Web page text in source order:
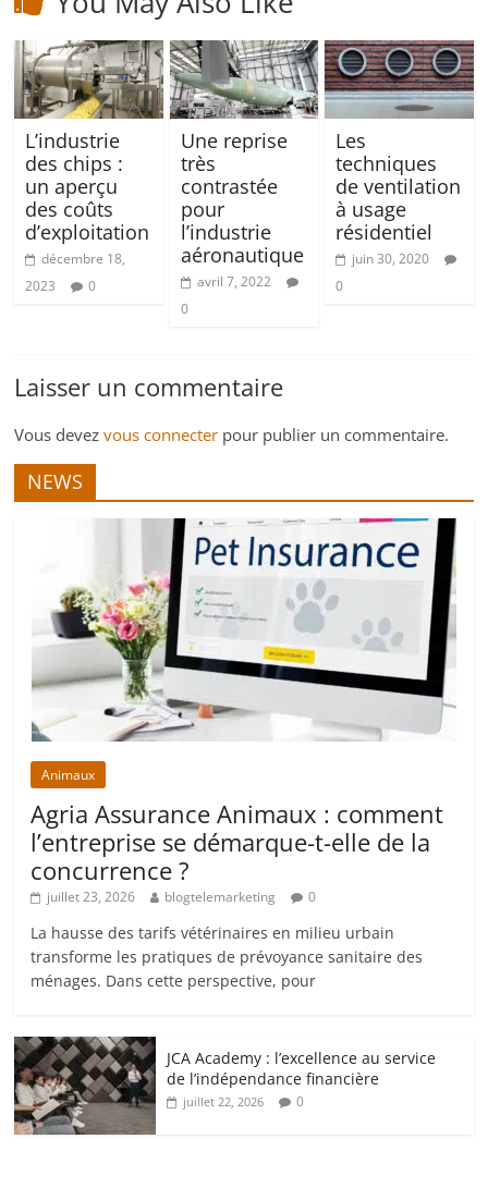
L’industrie
des chips :
un aperçu
des coûts
d’exploitation
décembre 18,
2023
0
Une reprise
très
contrastée
pour
l’industrie
aéronautique
avril 7, 2022
0
Les
techniques
de ventilation
à usage
résidentiel
juin 30, 2020
0
Laisser un commentaire
Vous devezvous connecter pour publier un commentaire.
NEWS
Animaux
Agria Assurance Animaux : comment
l’entreprise se démarque-t-elle de la
concurrence ?
juillet 23, 2026 blogtelemarketing 0
La hausse des tarifs vétérinaires en milieu urbain
transforme les pratiques de prévoyance sanitaire des
ménages. Dans cette perspective, pour
JCA Academy : l’excellence au service
de l’indépendance financière
juillet 22, 2026 0